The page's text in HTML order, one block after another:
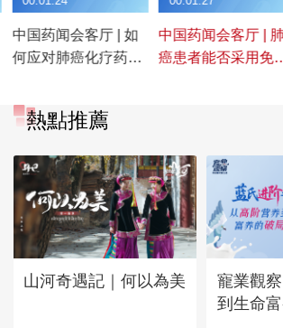
中国药闻会客厅 | 如
何应对肺癌化疗药不
中国药闻会客厅 | 肺
癌患者能否采用免
熱點推薦
山河奇遇記｜何以為美
寵業觀
到生命